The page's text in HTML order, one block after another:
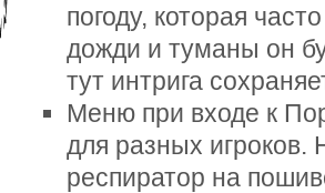
погоду, которая
дожди и туманы он
тут интрига
Меню при входе к
для разных игроков.
респиратор на